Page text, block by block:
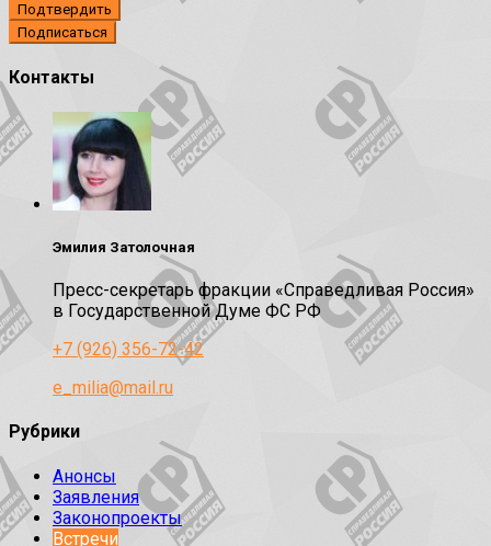
Подтвердить
Контакты
Эмилия Затолочная
Пресс-секретарь фракции «Справедливая Россия»
в Государственной Думе ФС РФ
+7 (926) 356-72-42
e_milia@mail.ru
Рубрики
Анонсы
Заявления
Законопроекты
Встречи